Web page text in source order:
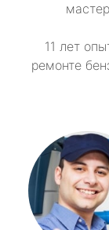
мастер
11 лет
ремонте